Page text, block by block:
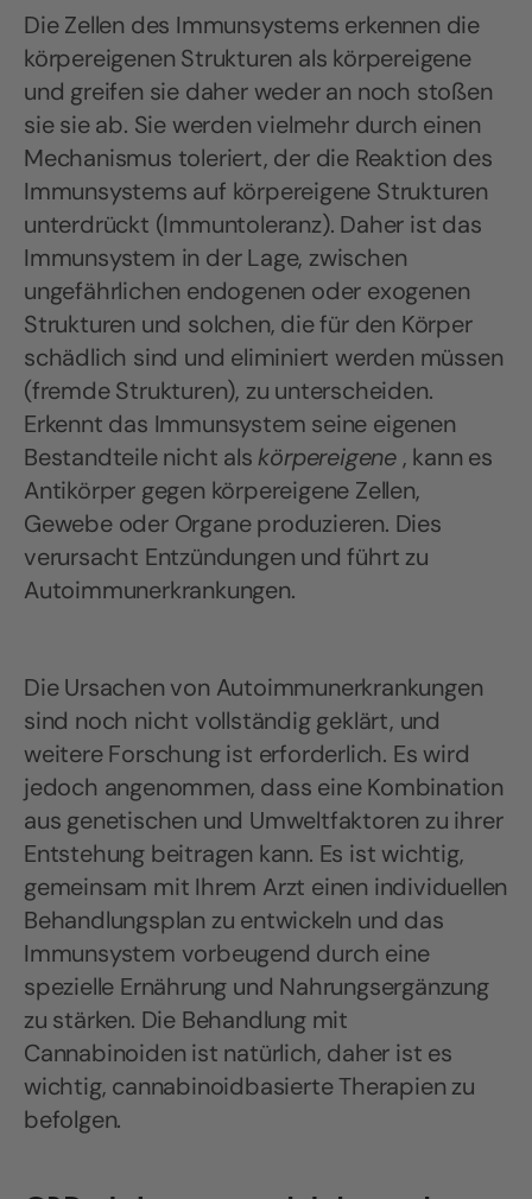
Die Zellen des Immunsystems erkennen die
körpereigenen Strukturen als körpereigene
und greifen sie daher weder an noch stoßen
sie sie ab. Sie werden vielmehr durch einen
Mechanismus toleriert, der die Reaktion des
Immunsystems auf körpereigene Strukturen
unterdrückt (Immuntoleranz). Daher ist das
Immunsystem in der Lage, zwischen
ungefährlichen endogenen oder exogenen
Strukturen und solchen, die für den Körper
schädlich sind und eliminiert werden müssen
(fremde Strukturen), zu unterscheiden.
Erkennt das Immunsystem seine eigenen
Bestandteile nicht alskörpereigene , kann es
Antikörper gegen körpereigene Zellen,
Gewebe oder Organe produzieren. Dies
verursacht Entzündungen und führt zu
Autoimmunerkrankungen.
Die Ursachen von Autoimmunerkrankungen
sind noch nicht vollständig geklärt, und
weitere Forschung ist erforderlich. Es wird
jedoch angenommen, dass eine Kombination
aus genetischen und Umweltfaktoren zu ihrer
Entstehung beitragen kann. Es ist wichtig,
gemeinsam mit Ihrem Arzt einen individuellen
Behandlungsplan zu entwickeln und das
Immunsystem vorbeugend durch eine
spezielle Ernährung und Nahrungsergänzung
zu stärken. Die Behandlung mit
Cannabinoiden ist natürlich, daher ist es
wichtig, cannabinoidbasierte Therapien zu
befolgen.